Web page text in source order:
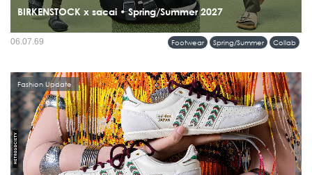
BIRKENSTOCK x sacai • Spring/Summer 2027
เปิดตัวความร่วมมือครั้งแรกบนรันเวย์ sacai Men’s Spring & Summer 2027
Collection กับคอลเลคชั่นที่นำรองเท้าระดับไอคอนของ BIRKENSTOCK มารื้อสร้าง
Footwear Spring/Summer Collab
06.07.69
Fashion Update